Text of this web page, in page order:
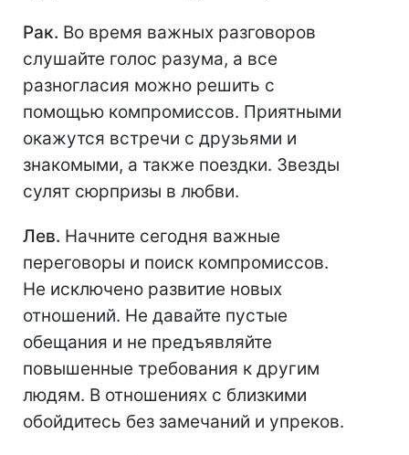
Рак. Во время важных разговоров
слушайте голос разума, а все
разногласия можно решить с
помощью компромиссов. Приятными
окажутся встречи с друзьями и
знакомыми, а также поездки. Звезды
сулят сюрпризы в любви.
Лев. Начните сегодня важные
переговоры и поиск компромиссов.
Не исключено развитие новых
отношений. Не давайте пустые
обещания и не предъявляйте
повышенные требования к другим
людям. В отношениях с близкими
обойдитесь без замечаний и упреков.